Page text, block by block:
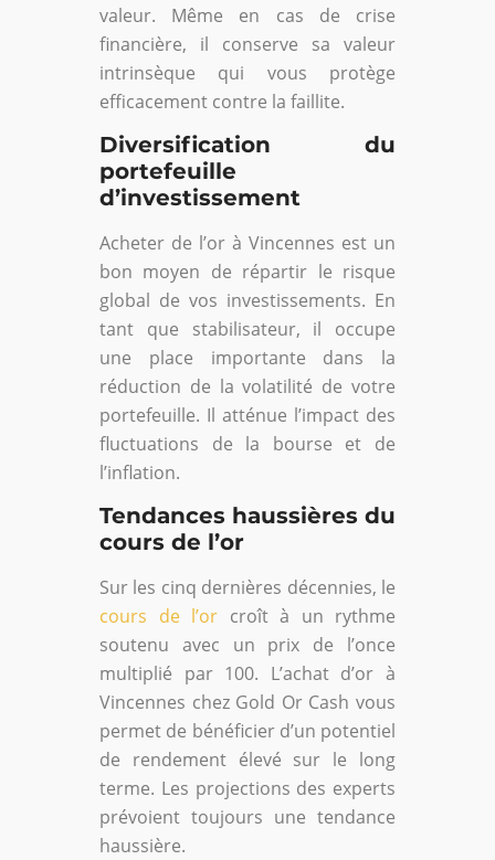
valeur. Même en cas de crise
financière, il conserve sa valeur
intrinsèque qui vous protège
efficacement contre la faillite.
Diversification du
portefeuille
d’investissement
Acheter de l’or à Vincennes est un
bon moyen de répartir le risque
global de vos investissements. En
tant que stabilisateur, il occupe
une place importante dans la
réduction de la volatilité de votre
portefeuille. Il atténue l’impact des
fluctuations de la bourse et de
l’inflation.
Tendances haussières du
cours de l’or
Sur les cinq dernières décennies, le
cours de l’or croît à un rythme
soutenu avec un prix de l’once
multiplié par 100. L’achat d’or à
Vincennes chez Gold Or Cash vous
permet de bénéficier d’un potentiel
de rendement élevé sur le long
terme. Les projections des experts
prévoient toujours une tendance
haussière.